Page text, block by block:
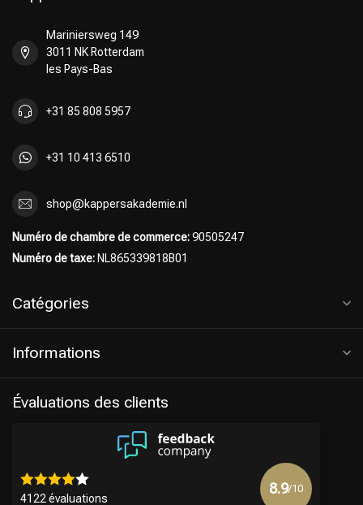
Mariniersweg 149
3011 NK Rotterdam
les Pays-Bas
+31 85 808 5957
+31 10 413 6510
shop@kappersakademie.nl
Numéro de chambre de commerce:90505247
Numéro de taxe: NL865339818B01
Catégories
Informations
Évaluations des clients
4122 évaluations
8.9/10